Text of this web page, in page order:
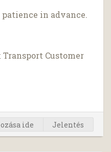
in advance.
Customer
ide Jelentés